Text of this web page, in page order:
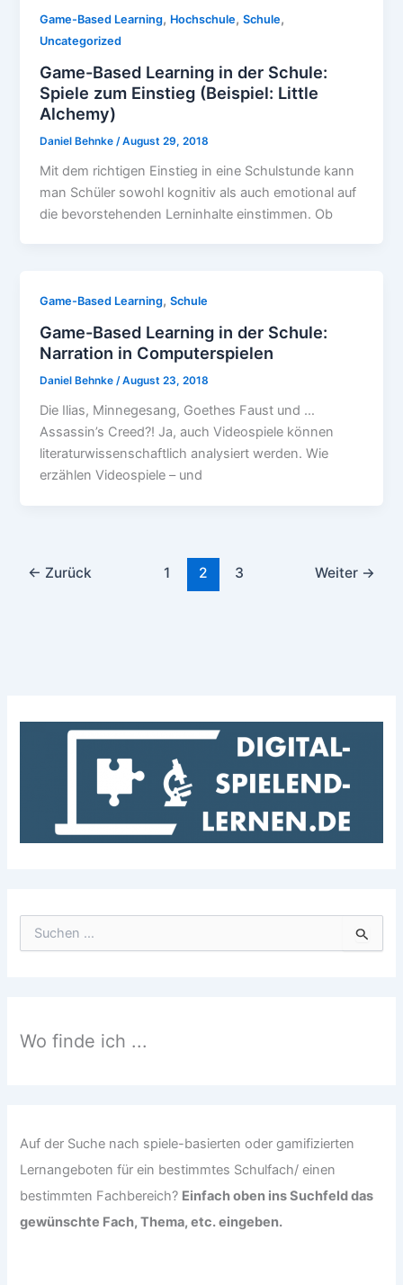
Game-Based Learning, Hochschule,Schule,
Uncategorized
Game-Based Learning in der Schule:
Spiele zum Einstieg (Beispiel: Little
Alchemy)
Daniel Behnke /August 29, 2018
Mit dem richtigen Einstieg in eine Schulstunde kann
man Schüler sowohl kognitiv als auch emotional auf
die bevorstehenden Lerninhalte einstimmen. Ob
Game-Based Learning,Schule
Game-Based Learning in der Schule:
Narration in Computerspielen
Daniel Behnke/August 23, 2018
Die Ilias, Minnegesang, Goethes Faust und …
Assassin’s Creed?! Ja, auch Videospiele können
literaturwissenschaftlich analysiert werden. Wie
erzählen Videospiele – und
← Zurück 1 2 3 Weiter →
n
a
Wo finde ich ...
Auf der Suche nach spiele-basierten oder gamifizierten
Lernangeboten für ein bestimmtes Schulfach/ einen
bestimmten Fachbereich? Einfach oben ins Suchfeld das
gewünschte Fach, Thema, etc. eingeben.